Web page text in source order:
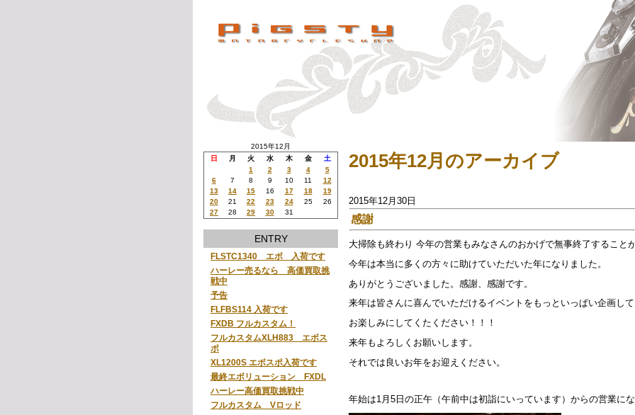
2015年12月
日
月 火 水 木 金
土
1
2 3 4
5
6
7 8 9 10 11
12
13
14 15 16 17 18
19
20
21 22 23 24 25
26
27
28 29 30 31
ENTRY
FLSTC1340 エボ 入荷です
ハーレー売るなら 高価買取挑
戦中
予告
FLFBS114 入荷です
FXDB フルカスタム！
フルカスタムXLH883 エボス
ポ
XL1200S エボスポ入荷です
最終エボリューション FXDL
ハーレー高価買取挑戦中
フルカスタム Vロッド
2015年12月のアーカイブ
2015年12月30日
感謝
大掃除も終わり 今年の営業もみなさんのおかげで無事終了すること
今年は本当に多くの方々に助けていただいた年になりました。
ありがとうございました。感謝、感謝です。
来年は皆さんに喜んでいただけるイベントをもっといっぱい企画し
お楽しみにしてくたください！！！
来年もよろしくお願いします。
それでは良いお年をお迎えください。
年始は1月5日の正午（午前中は初詣にいっています）からの営業に